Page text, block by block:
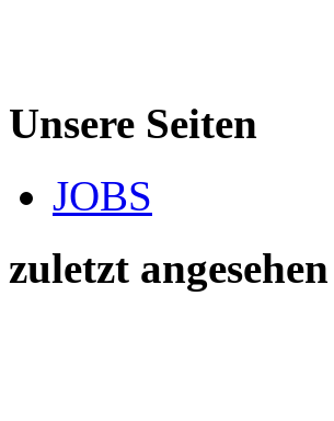
Unsere Seiten
JOBS
zuletzt angesehen